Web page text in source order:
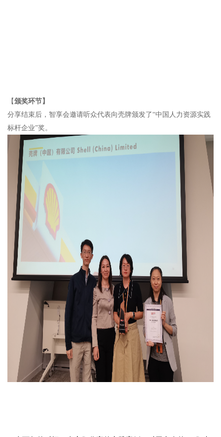
【颁奖环节】
分享结束后，智享会邀请听众代表向壳牌颁发了“中国人力资源实践
标杆企业”奖。